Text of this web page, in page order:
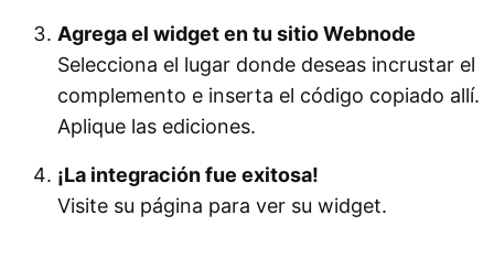
Agrega el widget en tu sitio Webnode
Selecciona el lugar donde deseas incrustar el
complemento e inserta el código copiado allí.
Aplique las ediciones.
¡La integración fue exitosa!
Visite su página para ver su widget.